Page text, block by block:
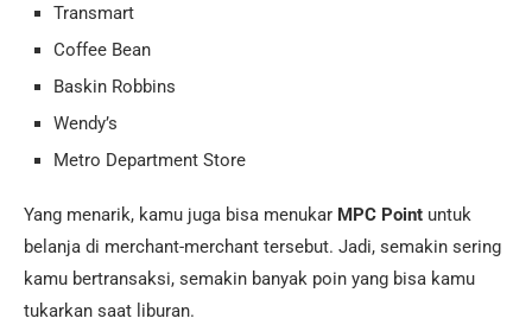
Transmart
Coffee Bean
Baskin Robbins
Wendy’s
Metro Department Store
Yang menarik, kamu juga bisa menukar MPC Point untuk
belanja di merchant-merchant tersebut. Jadi, semakin sering
kamu bertransaksi, semakin banyak poin yang bisa kamu
tukarkan saat liburan.